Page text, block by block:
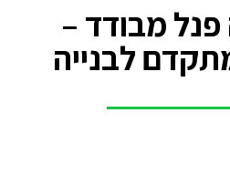
מבודד –
לבנייה